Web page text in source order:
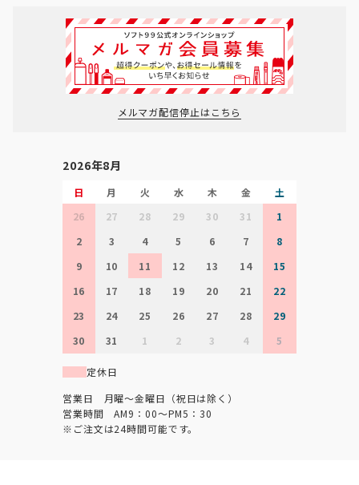
メルマガ配信停止はこちら
2026年8月
日 月 火 水 木 金
土
26
27 28 29 30 31
1
2
3 4 5 6 7
8
9
10 11 12 13 14
15
16
17 18 19 20 21
22
23
24 25 26 27 28
29
30
31 1 2 3 4 5
定休日
営業日 月曜～金曜日（祝日は除く）
営業時間 AM9：00～PM5：30
※ご注文は24時間可能です。